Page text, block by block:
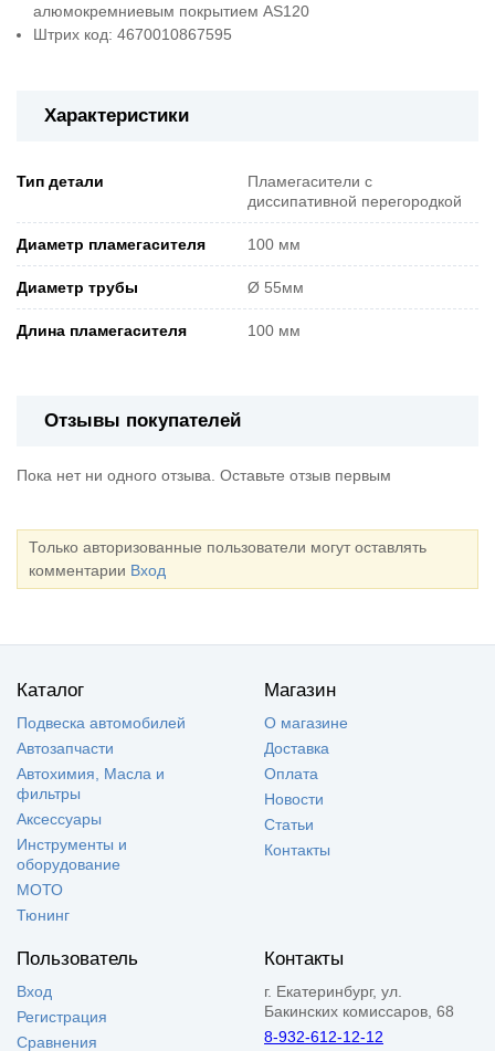
алюмокремниевым покрытием AS120
Штрих код: 4670010867595
Характеристики
Тип детали
Пламегасители с
диссипативной перегородкой
Диаметр пламегасителя 100 мм
Диаметр трубы Ø 55мм
Длина пламегасителя 100 мм
Отзывы покупателей
Пока нет ни одного отзыва. Оставьте отзыв первым
Только авторизованные пользователи могут оставлять
комментарии Вход
Каталог
Подвеска автомобилей
Автозапчасти
Автохимия, Масла и
фильтры
Аксессуары
Инструменты и
оборудование
МОТО
Тюнинг
Магазин
О магазине
Доставка
Оплата
Новости
Статьи
Контакты
Пользователь
Вход
Регистрация
Сравнения
Контакты
г. Екатеринбург, ул.
Бакинских комиссаров, 68
8-932-612-12-12